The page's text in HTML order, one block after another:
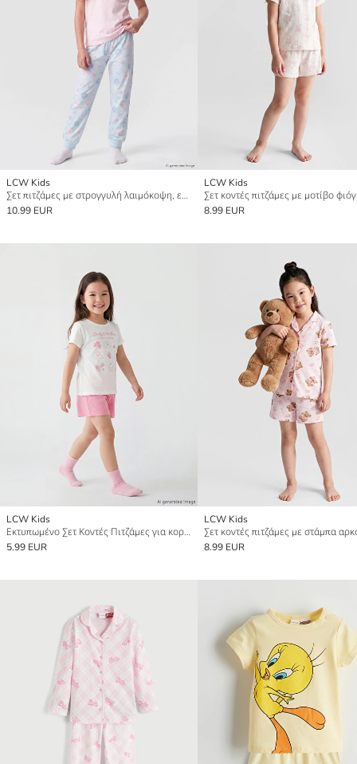
LCW Kids
Σετ πιτζάμες με στρογγυλή λαιμόκοψη, εκτυπωμένο, για κορίτσια
10.99 EUR
LCW Kids
8.99 EUR
LCW Kids
Εκτυπωμένο Σετ Κοντές Πιτζάμες για κορίτσια
5.99 EUR
LCW Kids
8.99 EUR